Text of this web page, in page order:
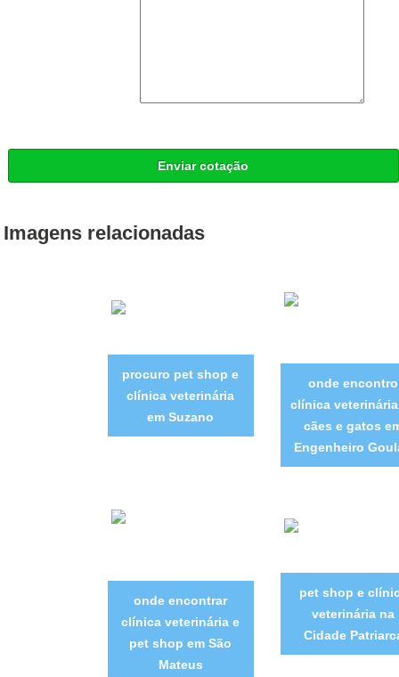
Enviar cotação
Imagens relacionadas
procuro pet shop e
clínica veterinária
em Suzano
onde encontro
clínica
cães e gatos
Engenheiro
onde encontrar
clínica veterinária e
pet shop em São
Mateus
pet shop e
veterinária na
Cidade